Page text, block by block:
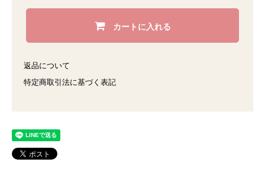
カートに入れる
返品について
特定商取引法に基づく表記